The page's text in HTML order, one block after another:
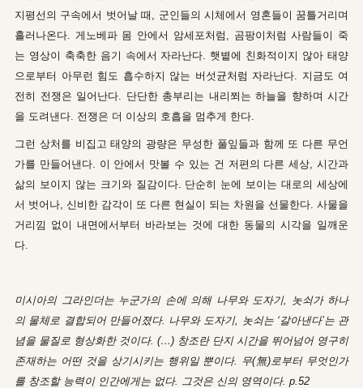
지평선의 구속에서 벗어날 때, 군인들의 시체에서 영혼들이 꿈틀거리며
흘러나온다. 게노베파 몸 안에서 암세포처럼, 곰팡이처럼 사람들이 죽
는 영상이 축축한 음기 속에서 자라난다. 햇볕에 친화적이지 않아 태양
으로부터 아무런 힘도 흡수하지 않는 버섯균처럼 자라난다. 지금도 여
전히 전쟁은 일어난다. 단단한 총부리는 내리쬐는 하늘을 향하며 시간
을 도려낸다. 전쟁은 더 이상의 호흡을 멈추게 한다.
그런 상처를 비집고 태양의 광량은 무성한 풀잎들과 함께 또 다른 무언
가를 만들어낸다. 이 안에서 맛볼 수 있는 건 저편의 다른 세상, 시간과
삶의 보이지 않는 크기와 질감이다. 단순히 눈에 보이는 대로의 세상에
서 벗어나, 신비한 감각이 또 다른 현실이 되는 차원을 선물한다. 사물을
거리낌 없이 내면에서부터 바라보는 것에 대한 동물의 시각을 일깨운
다.
미시아의 그라인더는 누군가의 손에 의해 나무와 도자기, 놋쇠가 하나
의 물체로 결합되어 만들어졌다. 나무와 도자기, 놋쇠는 ‘갈아낸다’는 관
념을 물질로 형상화한 것이다. (…) 창조란 단지 시간을 뛰어넘어 영구히
존재하는 어떤 것을 상기시키는 행위일 뿐이다. 무(無)로부터 무엇인가
를 창조할 능력이 인간에게는 없다. 그것은 신의 영역이다. p.52